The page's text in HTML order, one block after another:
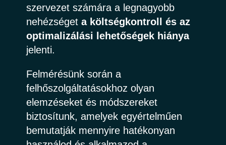
szervezet számára a legnagyobb
nehézséget a költségkontroll és az
optimalizálási lehetőségek hiánya
jelenti.
Felmérésünk során a
felhőszolgáltatásokhoz olyan
elemzéseket és módszereket
biztosítunk, amelyek egyértelműen
bemutatják mennyire hatékonyan